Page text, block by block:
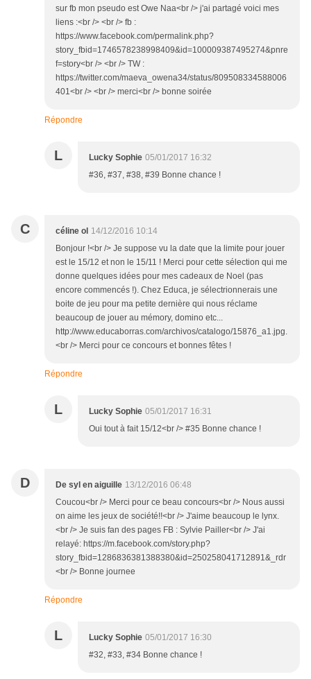
sur fb mon pseudo est Owe Naa<br /> j'ai partagé voici mes
liens :<br /> <br /> fb :
https://www.facebook.com/permalink.php?
story_fbid=1746578238998409&id=100009387495274&pnre
f=story<br /> <br /> TW :
https://twitter.com/maeva_owena34/status/809508334588006
401<br /> <br /> merci<br /> bonne soirée
Répondre
L Lucky Sophie 05/01/2017 16:32
#36, #37, #38, #39 Bonne chance !
C céline ol 14/12/2016 10:14
Bonjour !<br /> Je suppose vu la date que la limite pour jouer
est le 15/12 et non le 15/11 ! Merci pour cette sélection qui me
donne quelques idées pour mes cadeaux de Noel (pas
encore commencés !). Chez Educa, je sélectrionnerais une
boite de jeu pour ma petite dernière qui nous réclame
beaucoup de jouer au mémory, domino etc...
http://www.educaborras.com/archivos/catalogo/15876_a1.jpg.
<br /> Merci pour ce concours et bonnes fêtes !
Répondre
L Lucky Sophie 05/01/2017 16:31
Oui tout à fait 15/12<br /> #35 Bonne chance !
D De syl en aiguille 13/12/2016 06:48
Coucou<br /> Merci pour ce beau concours<br /> Nous aussi
on aime les jeux de société!!<br /> J'aime beaucoup le lynx.
<br /> Je suis fan des pages FB : Sylvie Pailler<br /> J'ai
relayé: https://m.facebook.com/story.php?
story_fbid=1286836381388380&id=250258041712891&_rdr
<br /> Bonne journee
Répondre
L Lucky Sophie 05/01/2017 16:30
#32, #33, #34 Bonne chance !